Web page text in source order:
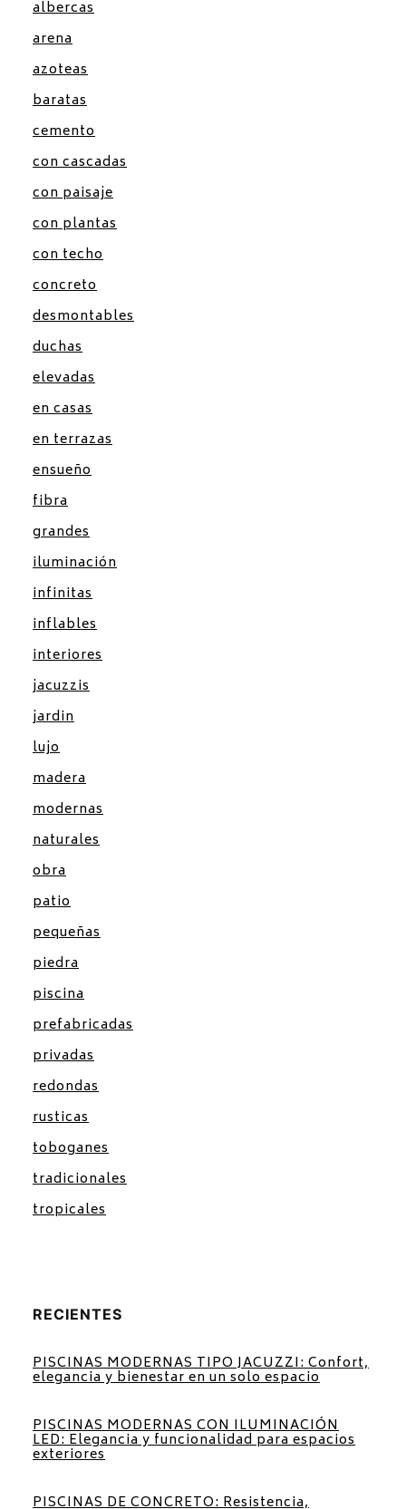
albercas
arena
azoteas
baratas
cemento
con cascadas
con paisaje
con plantas
con techo
concreto
desmontables
duchas
elevadas
en casas
en terrazas
ensueño
fibra
grandes
iluminación
infinitas
inflables
interiores
jacuzzis
jardin
lujo
madera
modernas
naturales
obra
patio
pequeñas
piedra
piscina
prefabricadas
privadas
redondas
rusticas
toboganes
tradicionales
tropicales
RECIENTES
PISCINAS MODERNAS TIPO JACUZZI: Confort,
elegancia y bienestar en un solo espacio
PISCINAS MODERNAS CON ILUMINACIÓN
LED: Elegancia y funcionalidad para espacios
exteriores
PISCINAS DE CONCRETO: Resistencia,